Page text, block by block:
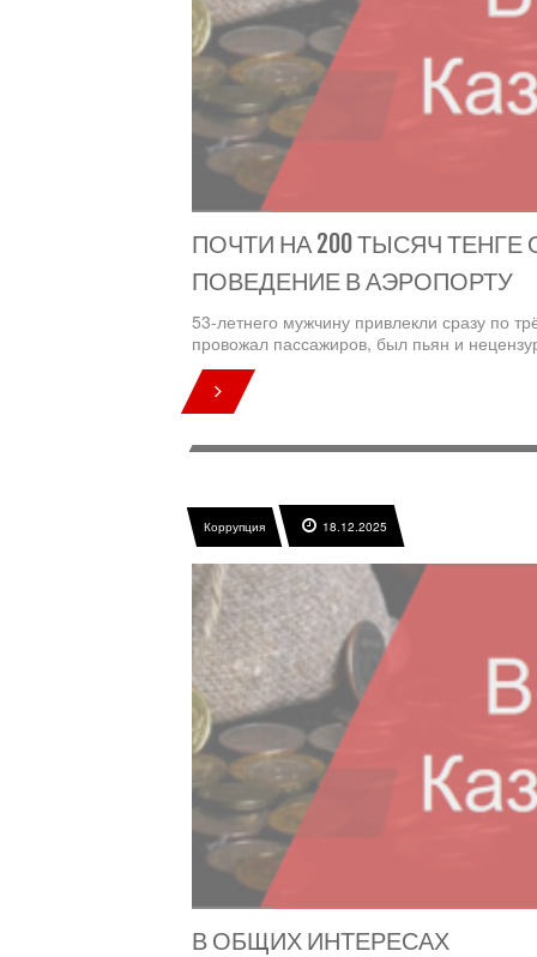
ПОЧТИ НА 200 ТЫСЯЧ
ПОВЕДЕНИЕ В АЭРОПОРТУ
53-летнего мужчину привлекли сразу по
провожал пассажиров, был пьян и
Коррупция 18.12.2025
В ОБЩИХ ИНТЕРЕСАХ